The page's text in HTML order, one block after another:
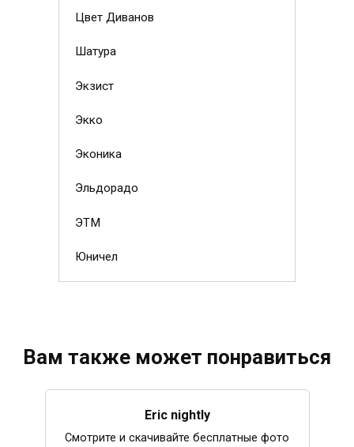
Цвет Диванов
Шатура
Экзист
Экко
Эконика
Эльдорадо
ЭТМ
Юничел
Вам также может понравиться
Eric nightly
Смотрите и скачивайте бесплатные фото